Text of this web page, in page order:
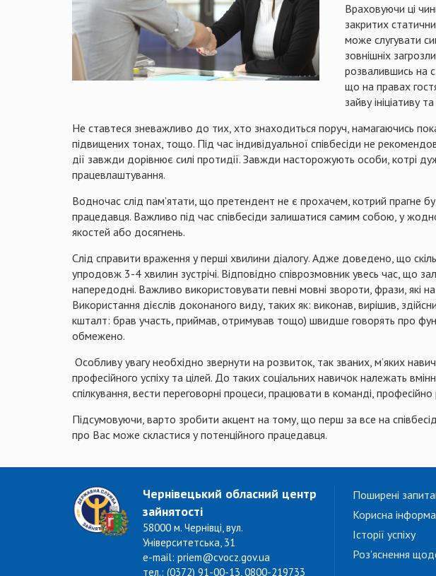
Враховуючи ці
закритих
може слугувати
зовнішніх
розвалившись на
що на правах
зайву ініціативу
Не ставтеся зневажливо до тих, хто знаходиться поруч, намагаючись
підвищених тонах, тощо. Під час індивідуальної співбесіди не
дії завжди дорівнює силі протидії. Завжди насторожують особи, котрі
працевлаштування.
Водночас слід пам’ятати, що претендент не є прохачем, котрий прагне
працедавця. Важливо під час співбесіди залишатися самим собою, у
якостей або досягнень.
Слід справити враження у перші хвилини діалогу. Адже доведено, що
упродовж 3-4 хвилин зустрічі. Відповідно співрозмовник увесь час, що
напередодні. Важливо використовувати певні мовні звороти, фрази, які
Використання дієслів доконаного виду, таких як: виконав, вирішив,
кшталт: брав участь, приймав, отримував тощо) швидше говорять про
обмежено.
Особливу увагу необхідно звернути на розвиток, так званих, м’яких
професійного успіху та цілей. До таких соціальних навичок належать
спілкування, вести переговорні процеси, працювати в команді,
Підсумовуючи, варто зробити акцент на тому, що перш за все на
про Вас може скластися у потенційного працедавця.
Чернівецький обласний центр
зайнятості
58000 м. Чернівці, вул.
Університетська, 31
e-mail: priem@cvocz.gov.ua
тел.: (0372) 91-00-13, 0800-219733
Поширені
Корисна
Історії успіху
Роз'яснення